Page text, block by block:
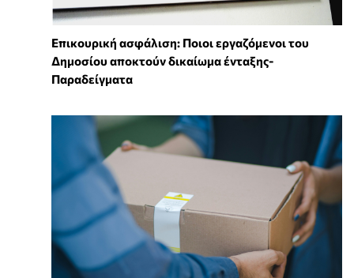
Επικουρική ασφάλιση: Ποιοι εργαζόμενοι του
Δημοσίου αποκτούν δικαίωμα ένταξης-
Παραδείγματα